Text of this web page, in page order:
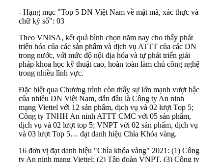
- Hạng mục "Top 5 DN Việt Nam về mật mã, xác thực và
chữ ký số": 03
Theo VNISA, kết quả bình chọn năm nay cho thấy phát
triển hóa của các sản phẩm và dịch vụ ATTT của các DN
trong nước, với mức độ nội địa hóa và tự phát triển giải
pháp khoa học kỹ thuật cao, hoàn toàn làm chủ công nghệ
trong nhiều lĩnh vực.
Đặc biệt qua Chương trình còn thấy sự lớn mạnh vượt bậc
của nhiều DN Việt Nam, dẫn đầu là Công ty An ninh
mạng Viettel với 12 sản phẩm, dịch vụ và 02 lượt Top 5;
Công ty TNHH An ninh ATTT CMC với 05 sản phẩm,
dịch vụ và 02 lượt top 5; VNPT với 02 sản phẩm, dịch vụ
và 03 lượt Top 5… đạt danh hiệu Chìa Khóa vàng.
16 đơn vị đạt danh hiệu "Chìa khóa vàng" 2021: (1) Công
ty An ninh mạng Viettel; (2) Tập đoàn VNPT, (3) Công ty